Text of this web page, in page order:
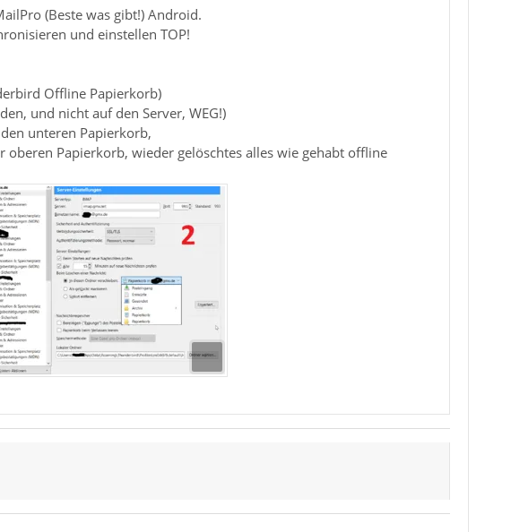
(Beste was gibt!) Android.
und einstellen TOP!
Offline Papierkorb)
und nicht auf den Server, WEG!)
unteren Papierkorb,
Papierkorb, wieder gelöschtes alles wie gehabt offline